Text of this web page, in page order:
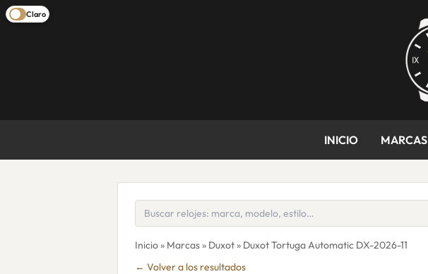
Claro
INICIO MARCAS
Inicio» Marcas» Duxot» Duxot Tortuga Automatic DX-2026-11
← Volver a los resultados